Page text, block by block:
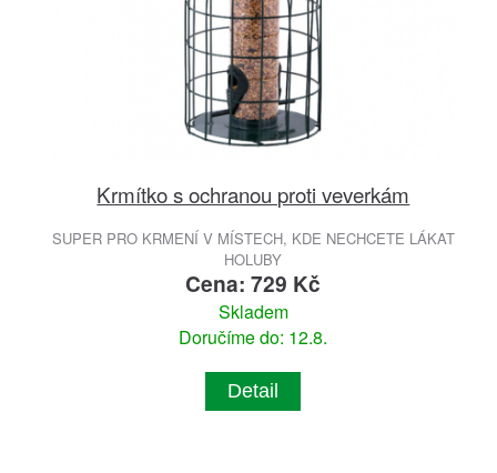
Krmítko s ochranou proti veverkám
SUPER PRO KRMENÍ V MÍSTECH, KDE NECHCETE LÁKAT
HOLUBY
Cena: 729 Kč
Skladem
Doručíme do: 12.8.
Detail